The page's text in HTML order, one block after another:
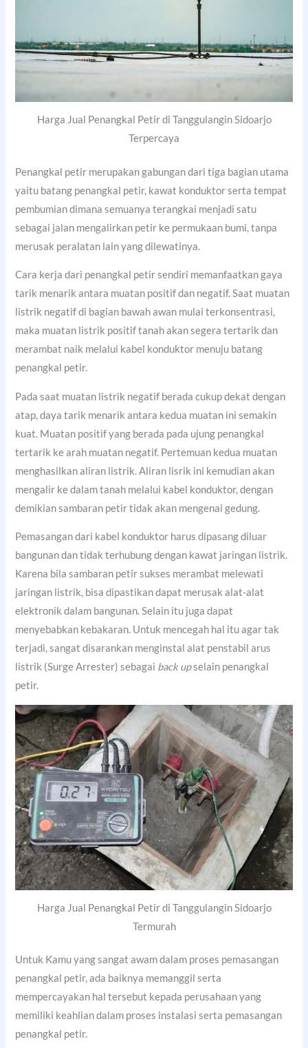
Harga Jual Penangkal Petir di Tanggulangin Sidoarjo
Terpercaya
Penangkal petir merupakan gabungan dari tiga bagian utama
yaitu batang penangkal petir, kawat konduktor serta tempat
pembumian dimana semuanya terangkai menjadi satu
sebagai jalan mengalirkan petir ke permukaan bumi, tanpa
merusak peralatan lain yang dilewatinya.
Cara kerja dari penangkal petir sendiri memanfaatkan gaya
tarik menarik antara muatan positif dan negatif. Saat muatan
listrik negatif di bagian bawah awan mulai terkonsentrasi,
maka muatan listrik positif tanah akan segera tertarik dan
merambat naik melalui kabel konduktor menuju batang
penangkal petir.
Pada saat muatan listrik negatif berada cukup dekat dengan
atap, daya tarik menarik antara kedua muatan ini semakin
kuat. Muatan positif yang berada pada ujung penangkal
tertarik ke arah muatan negatif. Pertemuan kedua muatan
menghasilkan aliran listrik. Aliran lisrik ini kemudian akan
mengalir ke dalam tanah melalui kabel konduktor, dengan
demikian sambaran petir tidak akan mengenai gedung.
Pemasangan dari kabel konduktor harus dipasang diluar
bangunan dan tidak terhubung dengan kawat jaringan listrik.
Karena bila sambaran petir sukses merambat melewati
jaringan listrik, bisa dipastikan dapat merusak alat-alat
elektronik dalam bangunan. Selain itu juga dapat
menyebabkan kebakaran. Untuk mencegah hal itu agar tak
terjadi, sangat disarankan menginstal alat penstabil arus
listrik (Surge Arrester) sebagai back upselain penangkal
petir.
Harga Jual Penangkal Petir di Tanggulangin Sidoarjo
Termurah
Untuk Kamu yang sangat awam dalam proses pemasangan
penangkal petir, ada baiknya memanggil serta
mempercayakan hal tersebut kepada perusahaan yang
memiliki keahlian dalam proses instalasi serta pemasangan
penangkal petir.